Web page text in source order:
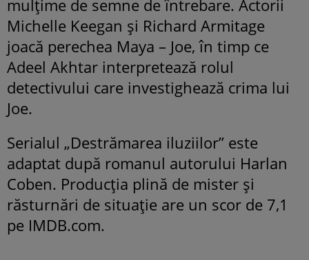
mulțime de semne de întrebare. Actorii
Michelle Keegan și Richard Armitage
joacă perechea Maya – Joe, în timp ce
Adeel Akhtar interpretează rolul
detectivului care investighează crima lui
Joe.
Serialul „Destrămarea iluziilor” este
adaptat după romanul autorului Harlan
Coben. Producția plină de mister și
răsturnări de situație are un scor de 7,1
pe IMDB.com.